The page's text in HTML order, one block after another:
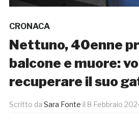
CRONACA
Nettuno, 40enne
balcone e muore:
recuperare il suo
Scritto da Sara Fonte il 8 Febbraio